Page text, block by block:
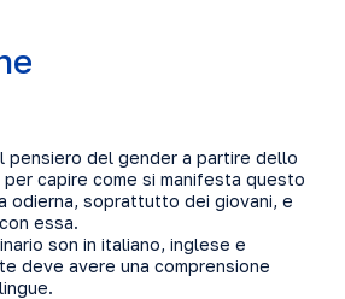
pensiero del gender a partire dello
capire come si manifesta questo
odierna, soprattutto dei giovani, e
essa.
son in italiano, inglese e
deve avere una comprensione